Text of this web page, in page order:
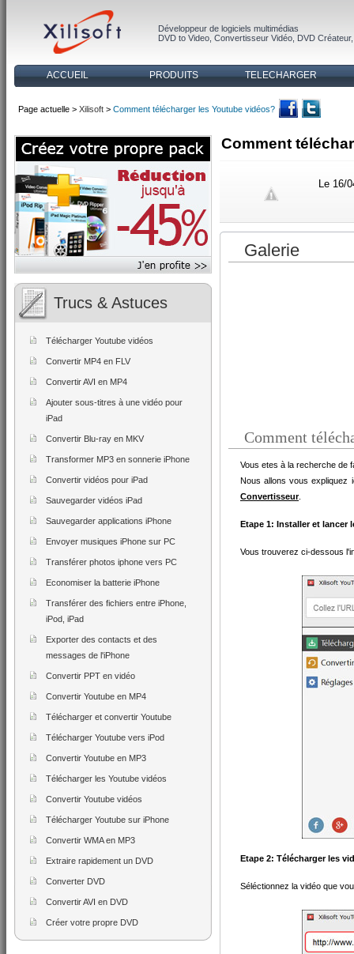
Développeur de logiciels multimédias
DVD to Video Convertisseur Vidéo DVD Créateur
ACCUEIL PRODUITS TELECHARGER
Page actuelle > Xilisoft > Comment télécharger les Youtube vidéos?
Comment
Le 16/
Galerie
Comment
Vous etes à la recherche de
Nous allons vous expliquez
Convertisseur.
Etape 1: Installer et lancer
Vous trouverez ci-dessous
Etape 2: Télécharger les
Séléctionnez la vidéo que
Trucs & Astuces
Télécharger Youtube vidéos
Convertir MP4 en FLV
Convertir AVI en MP4
Ajouter sous-titres à une vidéo pour
iPad
Convertir Blu-ray en MKV
Transformer MP3 en sonnerie iPhone
Convertir vidéos pour iPad
Sauvegarder vidéos iPad
Sauvegarder applications iPhone
Envoyer musiques iPhone sur PC
Transférer photos iphone vers PC
Economiser la batterie iPhone
Transférer des fichiers entre iPhone,
iPod, iPad
Exporter des contacts et des
messages de l'iPhone
Convertir PPT en vidéo
Convertir Youtube en MP4
Télécharger et convertir Youtube
Télécharger Youtube vers iPod
Convertir Youtube en MP3
Télécharger les Youtube vidéos
Convertir Youtube vidéos
Télécharger Youtube sur iPhone
Convertir WMA en MP3
Extraire rapidement un DVD
Converter DVD
Convertir AVI en DVD
Créer votre propre DVD